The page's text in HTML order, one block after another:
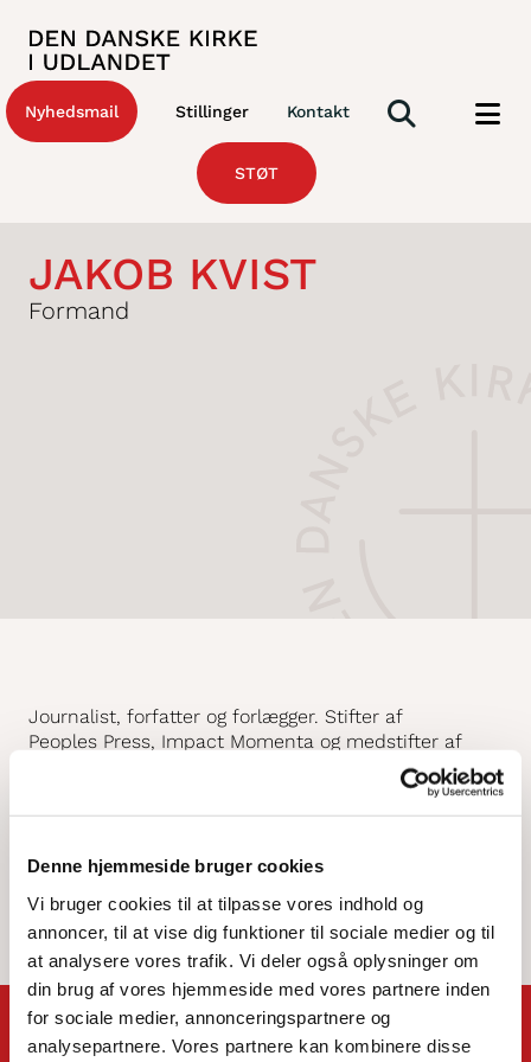
Denne hjemmeside bruger cookies
Vi bruger cookies til at tilpasse vores indhold og
annoncer, til at vise dig funktioner til sociale medier og til
at analysere vores trafik. Vi deler også oplysninger om
din brug af vores hjemmeside med vores partnere inden
for sociale medier, annonceringspartnere og
analysepartnere. Vores partnere kan kombinere disse
Kontakt
Stillinger
Nyhedsmail
STØT
JAKOB KVIST
Formand
Journalist, forfatter og forlægger. Stifter af
Peoples Press, Impact Momenta og medstifter af
Tlf | Mail
kvist@artpeople.dk
Valgt på repræsentantskabsmødet 2025